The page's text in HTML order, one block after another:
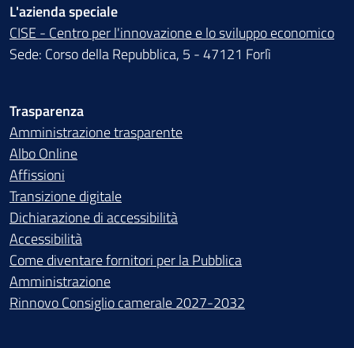
L'azienda speciale
CISE - Centro per l'innovazione e lo sviluppo economico
Sede: Corso della Repubblica, 5 - 47121 Forlì
Trasparenza
Amministrazione trasparente
Albo Online
Affissioni
Transizione digitale
Dichiarazione di accessibilità
Accessibilità
Come diventare fornitori per la Pubblica
Amministrazione
Rinnovo Consiglio camerale 2027-2032